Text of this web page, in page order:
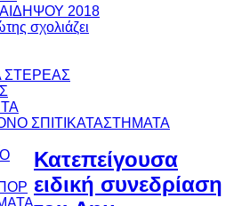
2018
σχολιάζει
ΣΤΕΡΕΑΣ
ΚΑΤΑΣΤΗΜΑΤΑ
ΣΠΙΤΙ
Κατεπείγουσα
ειδική συνεδρίαση